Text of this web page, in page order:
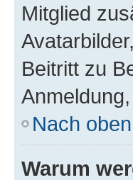
Mitglied
Beitritt zu
Nach oben
Warum